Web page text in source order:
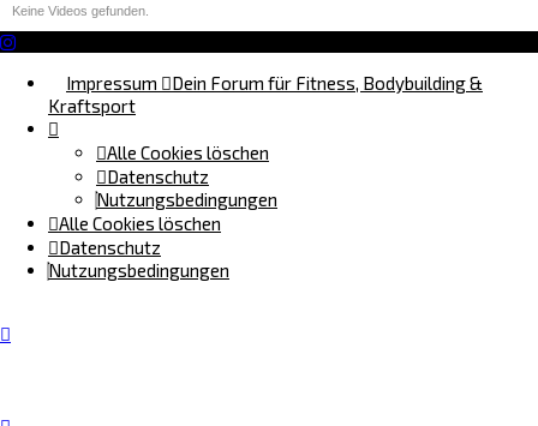
Keine Videos gefunden.
Impressum
Dein Forum für Fitness, Bodybuilding &
Kraftsport
Alle Cookies löschen
Datenschutz
Nutzungsbedingungen
Alle Cookies löschen
Datenschutz
Nutzungsbedingungen